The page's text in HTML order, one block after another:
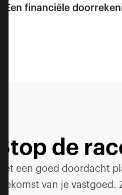
Een financiële
Stop de
Met een goed doordacht
toekomst van je